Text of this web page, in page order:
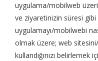
uygulama/mobilweb
ve ziyaretinizin süresi
uygulamayı/mobilwebi
olmak üzere; web
kullandığınızı belirlemek